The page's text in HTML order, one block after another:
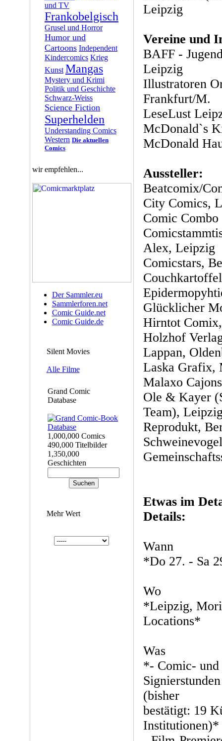
und TV
Frankobelgisch
Grusel und Horror
Humor und
Cartoons Independent
Kindercomics Krieg
Kunst Mangas
Mystery und Krimi
Politik und Geschichte
Schwarz-Weiss
Science Fiction
Superhelden
Understanding Comics
Western Die aktuellen
Comics
wir empfehlen...
Der Sammler.eu
Sammlerforen.net
Comic Guide.net
Comic Guide.de
Silent Movies
Alle Filme
Grand Comic
Database
1,000,000 Comics
490,000 Titelbilder
1,350,000
Geschichten
Mehr Wert
Leipzig
Vereine und
BAFF -
Leipzig
Illustratoren
Frankfurt/M.
LeseLust
McDonald`s
McDonald
Aussteller:
Beatcomix/
City Comics,
Comic
Alex, Leipzig
Comicstars,
Glücklicher
Hirntot
Holzhof
Lappan,
Laska Grafix,
Malaxo
Ole & Kayer
Team),
Reprodukt,
Etwas im
Details:
Wann
*Do 27. - Sa
Wo
*Leipzig,
Locations*
Was
*- Comic- und
(bisher
bestätigt: 19
Institutionen)*